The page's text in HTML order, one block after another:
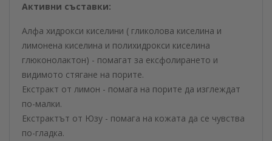
Активни съставки:
Алфа хидрокси киселини ( гликолова киселина и
лимонена киселина и полихидрокси киселина
глюконолактон) - помагат за ексфолирането и
видимото стягане на порите.
Екстракт от лимон - помага на порите да изглеждат
по-малки.
Екстрактът от Юзу - помага на кожата да се чувства
по-гладка.